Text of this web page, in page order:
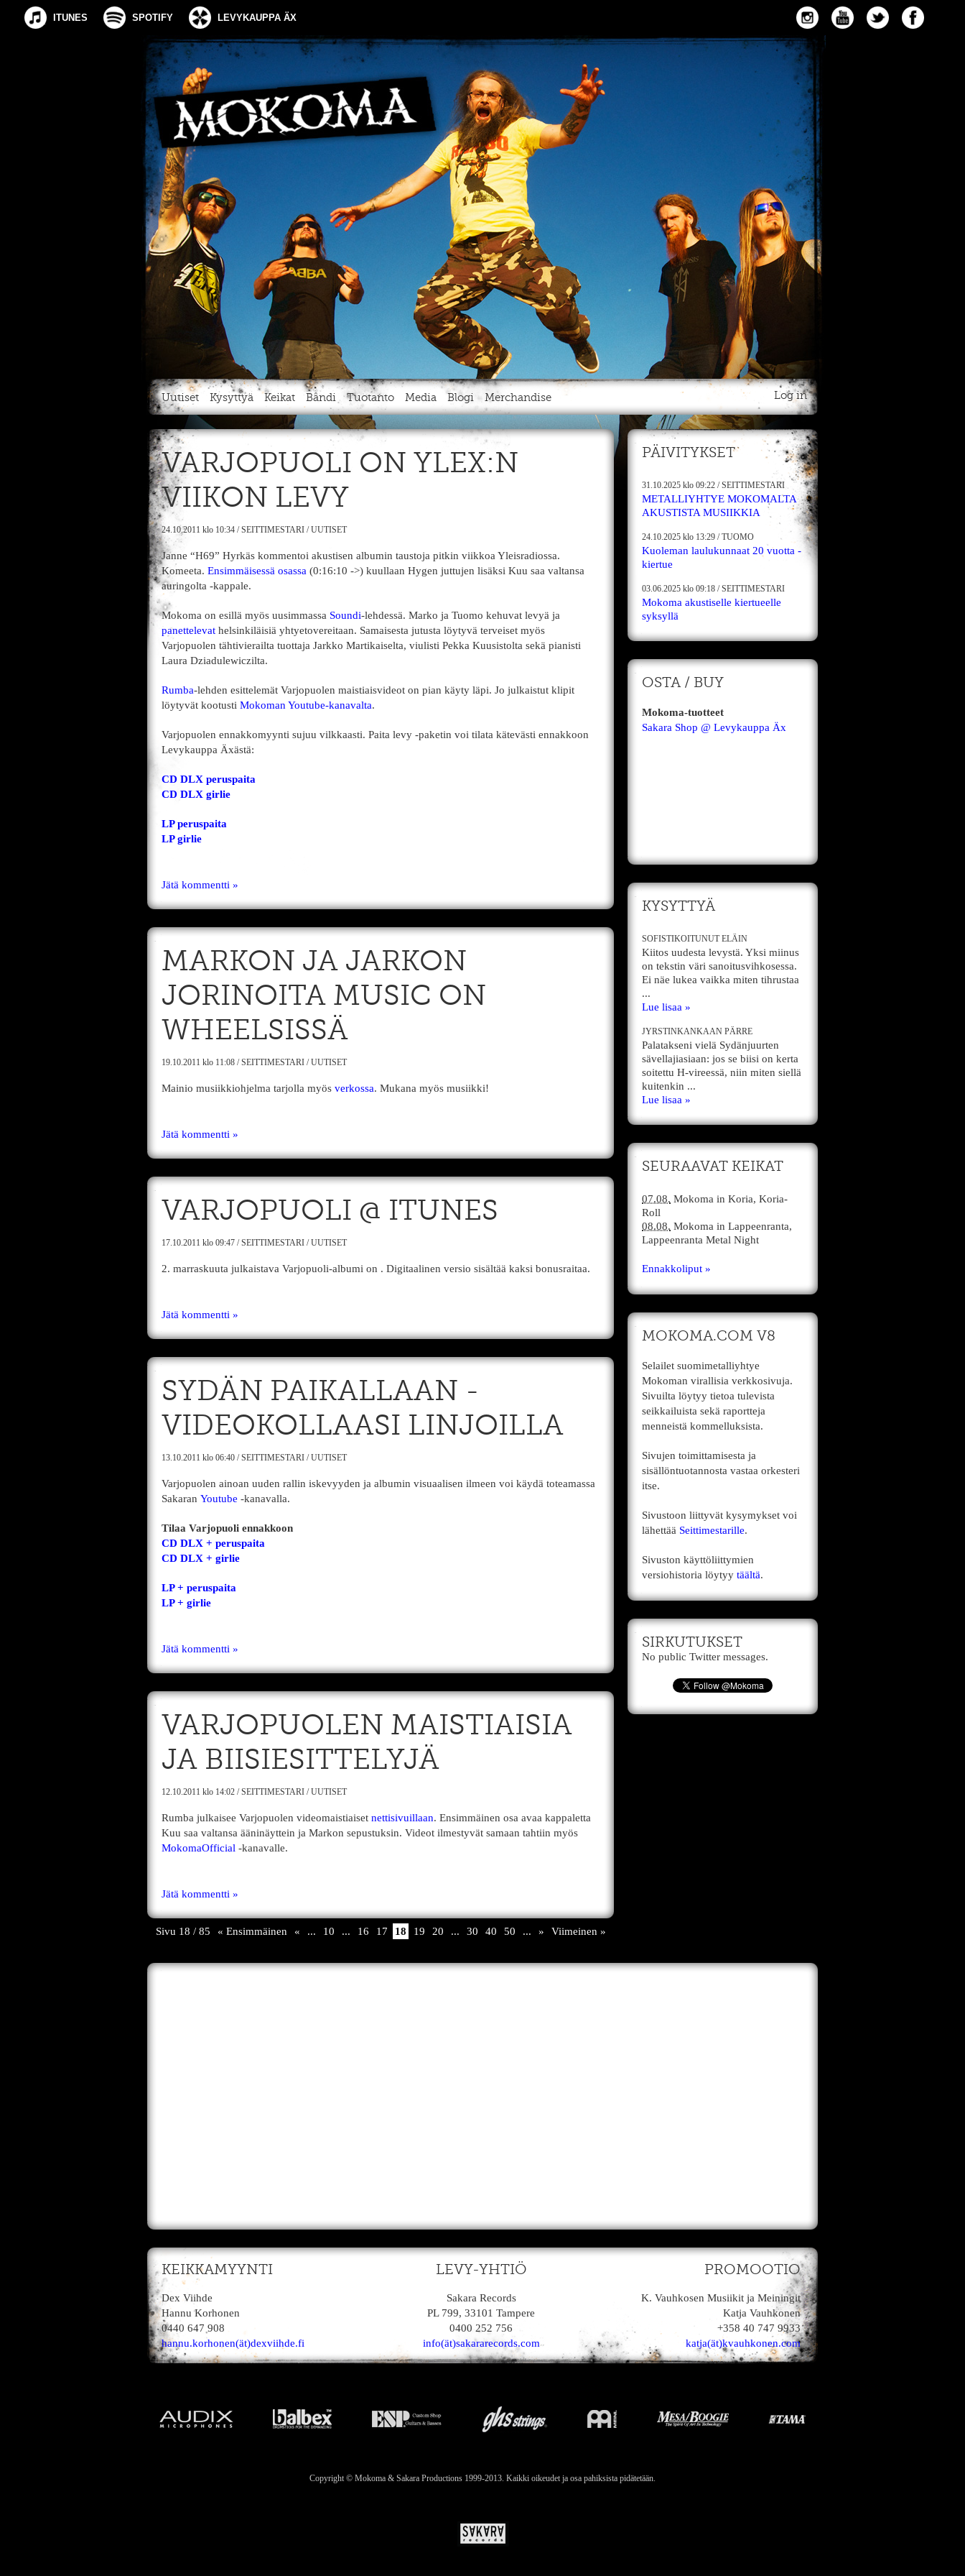
ITUNES SPOTIFY LEVYKAUPPA ÄX
Uutiset Kysyttyä Keikat Bändi Tuotanto Media Blogi Merchandise Log in
VARJOPUOLI ON YLEX:N
VIIKON LEVY
24.10.2011 klo 10:34 /SEITTIMESTARI /UUTISET
Janne “H69” Hyrkäs kommentoi akustisen albumin taustoja pitkin viikkoa Yleisradiossa.
Komeeta. Ensimmäisessä osassa (0:16:10 ->) kuullaan Hygen juttujen lisäksi Kuu saa valtansa
auringolta -kappale.
Mokoma on esillä myös uusimmassa Soundi-lehdessä. Marko ja Tuomo kehuvat levyä ja
panettelevat helsinkiläisiä yhtyetovereitaan. Samaisesta jutusta löytyvä terveiset myös
Varjopuolen tähtivierailta tuottaja Jarkko Martikaiselta, viulisti Pekka Kuusistolta sekä pianisti
Laura Dziadulewiczilta.
Rumba-lehden esittelemät Varjopuolen maistiaisvideot on pian käyty läpi. Jo julkaistut klipit
löytyvät kootusti Mokoman Youtube-kanavalta.
Varjopuolen ennakkomyynti sujuu vilkkaasti. Paita levy -paketin voi tilata kätevästi ennakkoon
Levykauppa Äxästä:
CD DLX peruspaita
CD DLX girlie
LP peruspaita
LP girlie
Jätä kommentti »
MARKON JA JARKON
JORINOITA MUSIC ON
WHEELSISSÄ
19.10.2011 klo 11:08 /SEITTIMESTARI /UUTISET
Mainio musiikkiohjelma tarjolla myös verkossa. Mukana myös musiikki!
Jätä kommentti »
VARJOPUOLI @ ITUNES
17.10.2011 klo 09:47 /SEITTIMESTARI /UUTISET
2. marraskuuta julkaistava Varjopuoli-albumi on . Digitaalinen versio sisältää kaksi bonusraitaa.
Jätä kommentti »
SYDÄN PAIKALLAAN -
VIDEOKOLLAASI LINJOILLA
13.10.2011 klo 06:40 /SEITTIMESTARI /UUTISET
Varjopuolen ainoan uuden rallin iskevyyden ja albumin visuaalisen ilmeen voi käydä toteamassa
Sakaran Youtube -kanavalla.
Tilaa Varjopuoli ennakkoon
CD DLX + peruspaita
CD DLX + girlie
LP + peruspaita
LP + girlie
Jätä kommentti »
VARJOPUOLEN MAISTIAISIA
JA BIISIESITTELYJÄ
12.10.2011 klo 14:02 /SEITTIMESTARI /UUTISET
Rumba julkaisee Varjopuolen videomaistiaiset nettisivuillaan. Ensimmäinen osa avaa kappaletta
Kuu saa valtansa ääninäyttein ja Markon sepustuksin. Videot ilmestyvät samaan tahtiin myös
MokomaOfficial -kanavalle.
Jätä kommentti »
Sivu 18 / 85 « Ensimmäinen « ... 10 ... 16 17 18 19 20 ... 30 40 50 ... » Viimeinen »
PÄIVITYKSET
31.10.2025 klo 09:22 /SEITTIMESTARI
METALLIYHTYE MOKOMALTA
AKUSTISTA MUSIIKKIA
24.10.2025 klo 13:29 /TUOMO
Kuoleman laulukunnaat 20 vuotta -
kiertue
03.06.2025 klo 09:18 /SEITTIMESTARI
Mokoma akustiselle kiertueelle
syksyllä
OSTA / BUY
Mokoma-tuotteet
Sakara Shop @ Levykauppa Äx
KYSYTTYÄ
SOFISTIKOITUNUT ELÄIN
Kiitos uudesta levystä. Yksi miinus
on tekstin väri sanoitusvihkosessa.
Ei näe lukea vaikka miten tihrustaa
...
Lue lisaa »
JYRSTINKANKAAN PÄRRE
Palatakseni vielä Sydänjuurten
sävellajiasiaan: jos se biisi on kerta
soitettu H-vireessä, niin miten siellä
kuitenkin ...
Lue lisaa »
SEURAAVAT KEIKAT
07.08. Mokoma in Koria, Koria-
Roll
08.08. Mokoma in Lappeenranta,
Lappeenranta Metal Night
Ennakkoliput »
MOKOMA.COM V8
Selailet suomimetalliyhtye
Mokoman virallisia verkkosivuja.
Sivuilta löytyy tietoa tulevista
seikkailuista sekä raportteja
menneistä kommelluksista.
Sivujen toimittamisesta ja
sisällöntuotannosta vastaa orkesteri
itse.
Sivustoon liittyvät kysymykset voi
lähettää Seittimestarille.
Sivuston käyttöliittymien
versiohistoria löytyy täältä.
SIRKUTUKSET
No public Twitter messages.
KEIKKAMYYNTI
Dex Viihde
Hannu Korhonen
0440 647 908
hannu.korhonen(ät)dexviihde.fi
LEVY-YHTIÖ
Sakara Records
PL 799, 33101 Tampere
0400 252 756
info(ät)sakararecords.com
PROMOOTIO
K. Vauhkosen Musiikit ja Meiningit
Katja Vauhkonen
+358 40 747 9933
katja(ät)kvauhkonen.com
Copyright © Mokoma & Sakara Productions 1999-2013. Kaikki oikeudet ja osa pahiksista pidätetään.